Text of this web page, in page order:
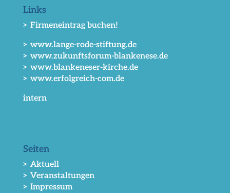
Links
> Firmeneintrag buchen!
> www.lange-rode-stiftung.de
> www.zukunftsforum-blankenese.de
> www.blankeneser-kirche.de
> www.erfolgreich-com.de
intern
Seiten
> Aktuell
> Veranstaltungen
> Impressum